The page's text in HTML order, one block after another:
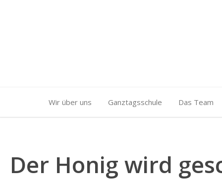
Wir über uns Ganztagsschule Das Team
Der Honig wird